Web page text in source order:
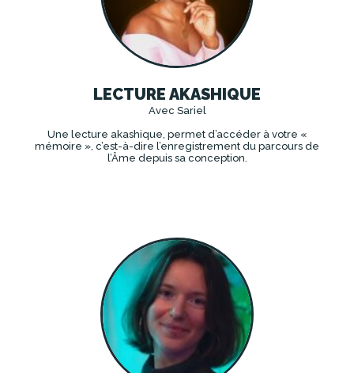
LECTURE AKASHIQUE
Avec Sariel
Une lecture akashique, permet d’accéder à votre «
mémoire », c’est-à-dire l’enregistrement du parcours de
l’Âme depuis sa conception.